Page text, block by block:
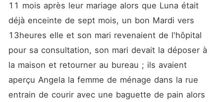
11 mois après leur mariage alors que Luna était
déjà enceinte de sept mois, un bon Mardi vers
13heures elle et son mari revenaient de l'hôpital
pour sa consultation, son mari devait la déposer à
la maison et retourner au bureau ; ils avaient
aperçu Angela la femme de ménage dans la rue
entrain de courir avec une baguette de pain alors